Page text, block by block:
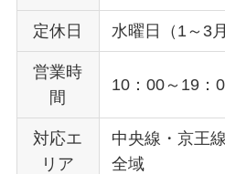
定休日 水曜日（1～3
営業時
間
10：00～19：
対応エ
リア
中央線・京王
全域